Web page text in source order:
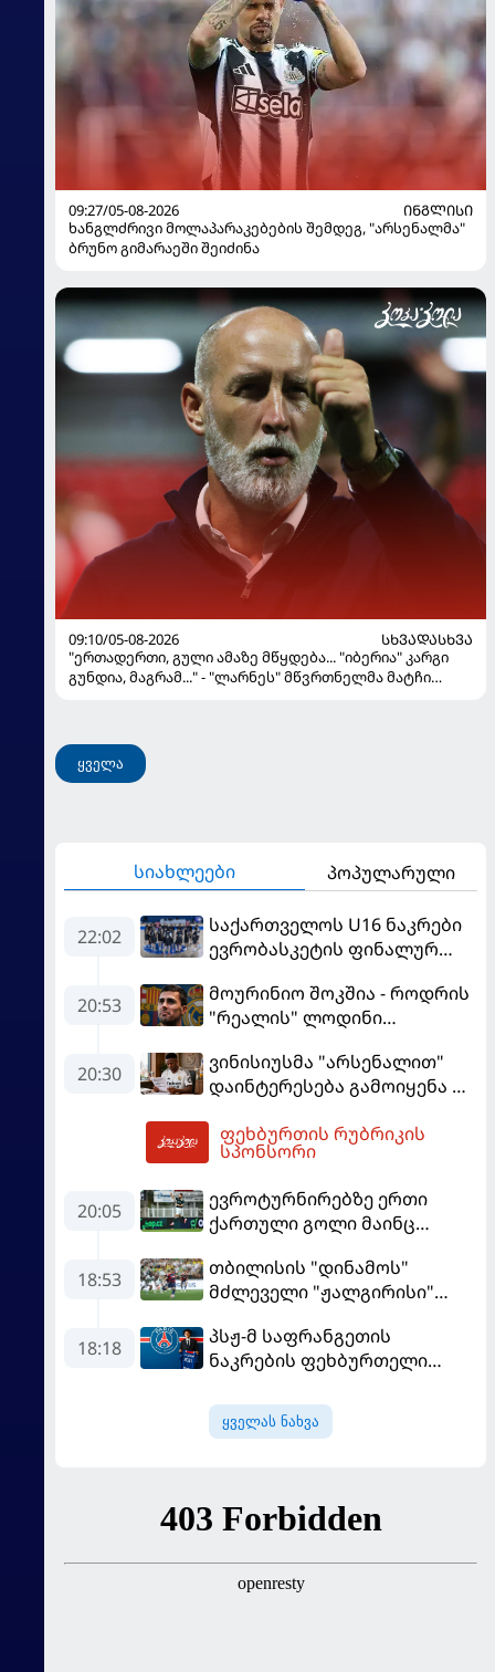
09:27/05-08-2026
ᲘᲜᲒᲚᲘᲡᲘ
ხანგლძრივი მოლაპარაკებების შემდეგ, "არსენალმა"
ბრუნო გიმარაეში შეიძინა
09:10/05-08-2026
ᲡᲮᲕᲐᲓᲐᲡᲮᲕᲐ
"ერთადერთი, გული ამაზე მწყდება... "იბერია" კარგი
გუნდია, მაგრამ..." - "ლარნეს" მწვრთნელმა მატჩი
ყველა
სიახლეები პოპულარული
22:02
საქართველოს U16 ნაკრები
ევრობასკეტის ფინალურ
ასპარეზობას იწყებს
20:53
მოურინიო შოკშია - როდრის
"რეალის" ლოდინი
"ბარსელონაში" გადადის
20:30
ვინისიუსმა "არსენალით"
დაინტერესება გამოიყენა და
მომგებიანად გააგრძელა
ფეხბურთის რუბრიკის
სპონსორი
20:05
ევროტურნირებზე ერთი
ქართული გოლი მაინც
18:53
თბილისის "დინამოს"
მძლეველი "ჟალგირისი"
განადგურდა
18:18
პსჟ-მ საფრანგეთის
ნაკრების ფეხბურთელი
ყველას ნახვა